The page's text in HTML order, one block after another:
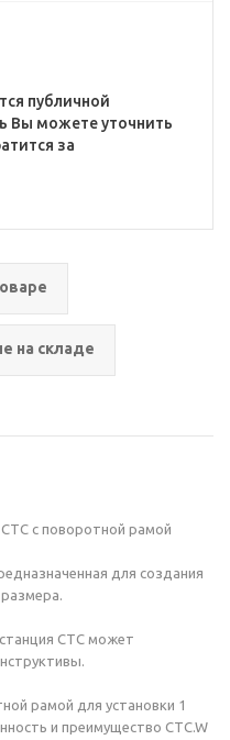
публичной
Вы можете уточнить
за
на складе
с поворотной рамой
для создания
CTC может
рамой для установки 1
и преимущество CTC.W